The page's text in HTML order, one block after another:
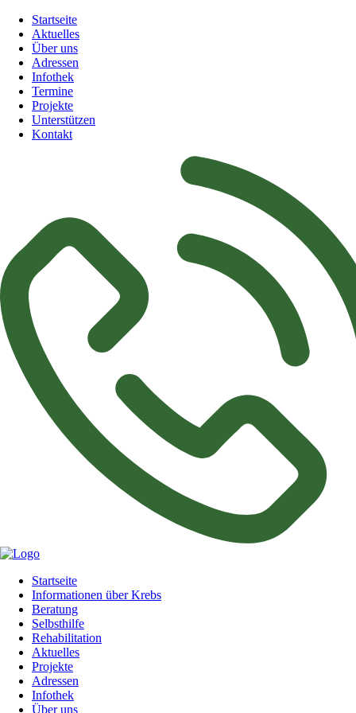
überspringen
Startseite
Aktuelles
Über uns
Adressen
Infothek
Termine
Projekte
Unterstützen
Kontakt
überspringen
Startseite
Informationen über Krebs
Beratung
Selbsthilfe
Rehabilitation
Aktuelles
Projekte
Adressen
Infothek
Über uns